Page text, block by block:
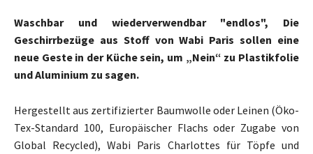
Waschbar und wiederverwendbar "endlos", Die
Geschirrbezüge aus Stoff von Wabi Paris sollen eine
neue Geste in der Küche sein, um „Nein“ zu Plastikfolie
und Aluminium zu sagen.
Hergestellt aus zertifizierter Baumwolle oder Leinen (Öko-
Tex-Standard 100, Europäischer Flachs oder Zugabe von
Global Recycled), Wabi Paris Charlottes für Töpfe und